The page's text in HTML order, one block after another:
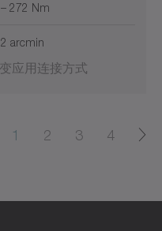
272 Nm
arcmin
应用连接方式
1 2 3 4